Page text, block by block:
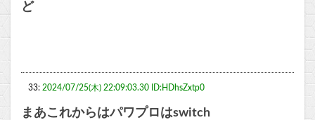
ど
33: 2024/07/25(木) 22:09:03.30 ID:HDhsZxtp0
まあこれからはパワプロはswitch